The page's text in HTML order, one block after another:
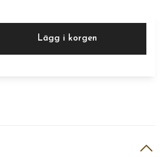
Lägg i korgen